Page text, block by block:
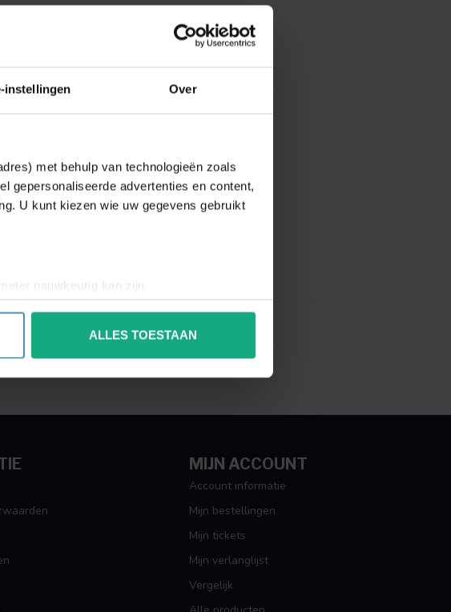
instellingen Over
met behulp van technologieën zoals
gepersonaliseerde advertenties en content,
U kunt kiezen wie uw gegevens gebruikt
nauwkeurig kan zijn
(fingerprinting)
ALLES TOESTAAN
Toon1-1van 1
MIJN ACCOUNT
Account informatie
Mijn bestellingen
Mijn tickets
Mijn verlanglijst
Vergelijk